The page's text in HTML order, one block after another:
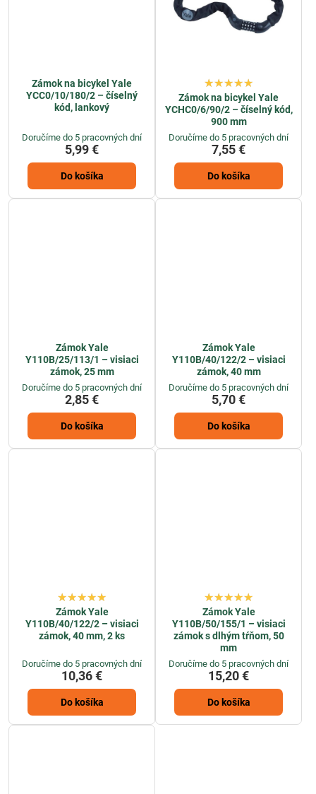
Zámok na bicykel Yale
YCC0/10/180/2 – číselný
kód, lankový
Doručíme do 5 pracovných dní
5,99 €
Do košíka
Zámok na bicykel Yale
YCHC0/6/90/2 – číselný kód,
900 mm
Doručíme do 5 pracovných dní
7,55 €
Do košíka
Zámok Yale
Y110B/25/113/1 – visiaci
zámok, 25 mm
Doručíme do 5 pracovných dní
2,85 €
Do košíka
Zámok Yale
Y110B/40/122/2 – visiaci
zámok, 40 mm
Doručíme do 5 pracovných dní
5,70 €
Do košíka
Zámok Yale
Y110B/40/122/2 – visiaci
zámok, 40 mm, 2 ks
Doručíme do 5 pracovných dní
10,36 €
Do košíka
Zámok Yale
Y110B/50/155/1 – visiaci
zámok s dlhým tŕňom, 50
mm
Doručíme do 5 pracovných dní
15,20 €
Do košíka